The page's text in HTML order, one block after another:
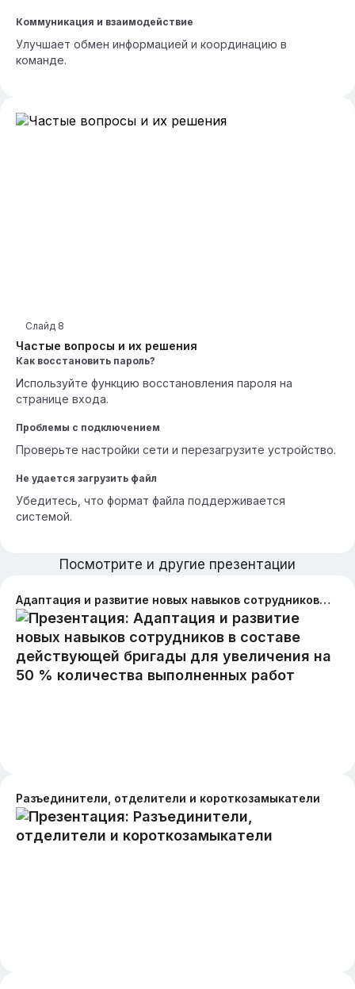
Коммуникация и взаимодействие
Улучшает обмен информацией и координацию в
команде.
Частые вопросы и их решения
Слайд 8
Как восстановить пароль?
Используйте функцию восстановления пароля на
странице входа.
Проблемы с подключением
Проверьте настройки сети и перезагрузите устройство.
Не удается загрузить файл
Убедитесь, что формат файла поддерживается
системой.
Посмотрите и другие презентации
Адаптация и развитие новых навыков сотрудников в составе действующей бригады для увеличения на 50 % количества выполненных работ
Разъединители, отделители и короткозамыкатели